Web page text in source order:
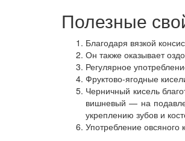
Полезные
Благодаря вязкой
Он также оказывает
Регулярное
Фруктово-ягодные
Черничный кисель
вишневый — на
укреплению зубов и
Употребление